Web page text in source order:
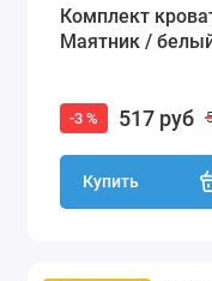
Комплект
Маятник /
-3 % 517 руб
Купить